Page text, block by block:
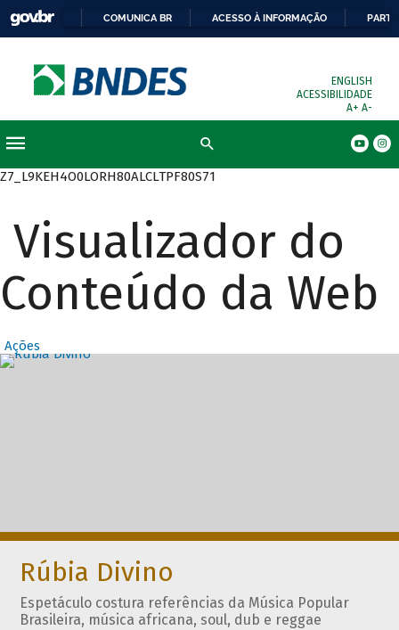
COMUNICA BR ACESSO À INFORMAÇÃO
ENGLISH
ACESSIBILIDADE
A+ A-
Z7_L9KEH4O0LORH80ALCLTPF80S71
Visualizador do
Conteúdo da Web
Ações
Destaques
Rúbia Divino
Espetáculo costura referências da Música Popular
Brasileira, música africana, soul, dub e reggae